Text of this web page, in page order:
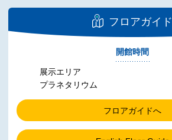
フロアガイド
開館時間
展示エリア
プラネタリウム
フロアガイドへ